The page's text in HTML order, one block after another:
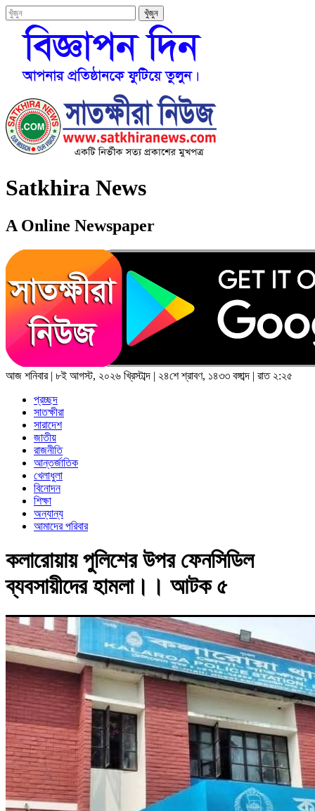
Satkhira News
A Online Newspaper
আজ শনিবার| ৮ই আগস্ট, ২০২৬ খ্রিস্টাব্দ | ২৪শে শ্রাবণ, ১৪৩৩ বঙ্গাব্দ | রাত ২:২৫
প্রচ্ছদ
সাতক্ষীরা
সারাদেশ
জাতীয়
রাজনীতি
আন্তর্জাতিক
খেলাধুলা
বিনোদন
শিক্ষা
অন্যান্য
আমাদের পরিবার
কলারোয়ায় পুলিশের উপর ফেনসিডিল
ব্যবসায়ীদের হামলা।। আটক ৫